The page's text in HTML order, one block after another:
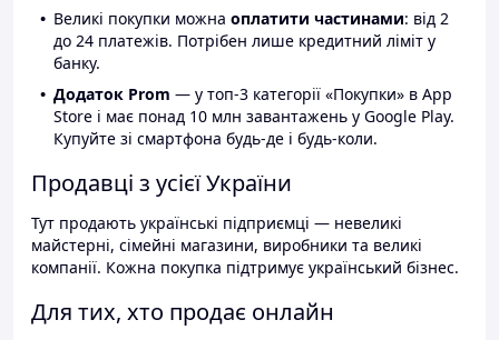
Великі покупки можна оплатити частинами: від 2
до 24 платежів. Потрібен лише кредитний ліміт у
банку.
Додаток Prom — у топ-3 категорії «Покупки» в App
Store і має понад 10 млн завантажень у Google Play.
Купуйте зі смартфона будь-де і будь-коли.
Продавці з усієї України
Тут продають українські підприємці — невеликі
майстерні, сімейні магазини, виробники та великі
компанії. Кожна покупка підтримує український бізнес.
Для тих, хто продає онлайн